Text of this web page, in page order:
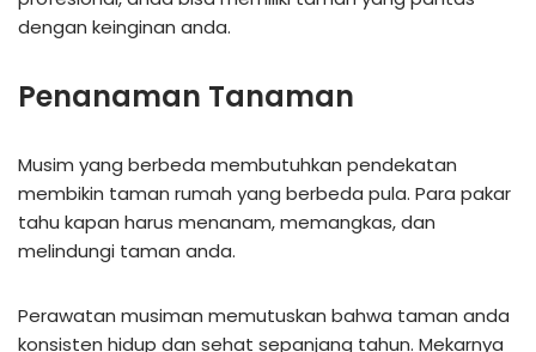
dengan keinginan anda.
Penanaman Tanaman
Musim yang berbeda membutuhkan pendekatan
membikin taman rumah yang berbeda pula. Para pakar
tahu kapan harus menanam, memangkas, dan
melindungi taman anda.
Perawatan musiman memutuskan bahwa taman anda
konsisten hidup dan sehat sepanjang tahun. Mekarnya